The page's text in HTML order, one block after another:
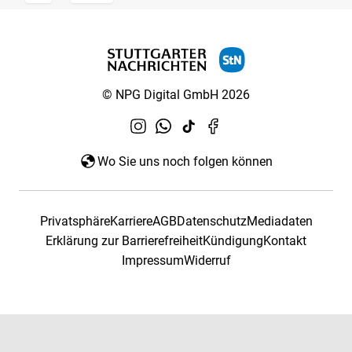
© NPG Digital GmbH 2026
Wo Sie uns noch folgen können
PrivatsphäreKarriereAGBDatenschutzMediadaten
Erklärung zur BarrierefreiheitKündigungKontakt
ImpressumWiderruf